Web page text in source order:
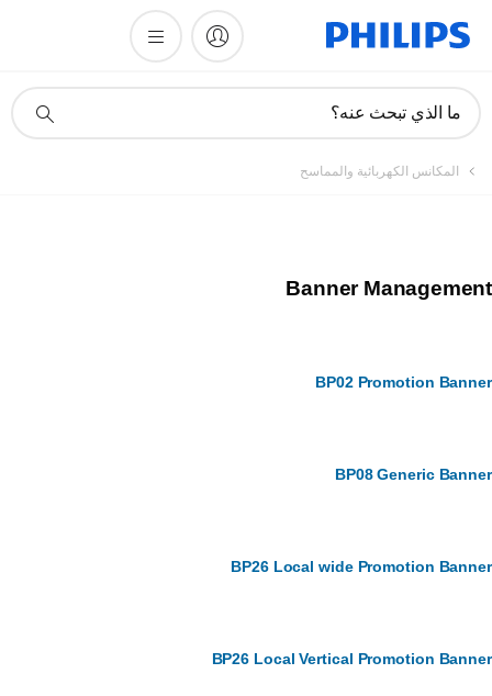
دعم
ما الذي تبحث عنه؟
المكانس الكهربائية والمماسح
Banner
BP02 Promotion
BP08 Generic
BP26 Local wide Promotion
BP26 Local Vertical Promotion